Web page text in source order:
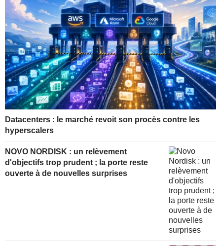
Datacenters : le marché revoit son procès contre les
hyperscalers
NOVO NORDISK : un relèvement
d'objectifs trop prudent ; la porte reste
ouverte à de nouvelles surprises